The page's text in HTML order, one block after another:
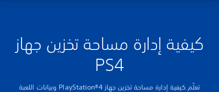
كيفية إدارة مساحة تخزين جهاز
PS4
تعلّم كيفية إدارة مساحة تخزين جهاز PlayStation®4 وبيانات اللعبة